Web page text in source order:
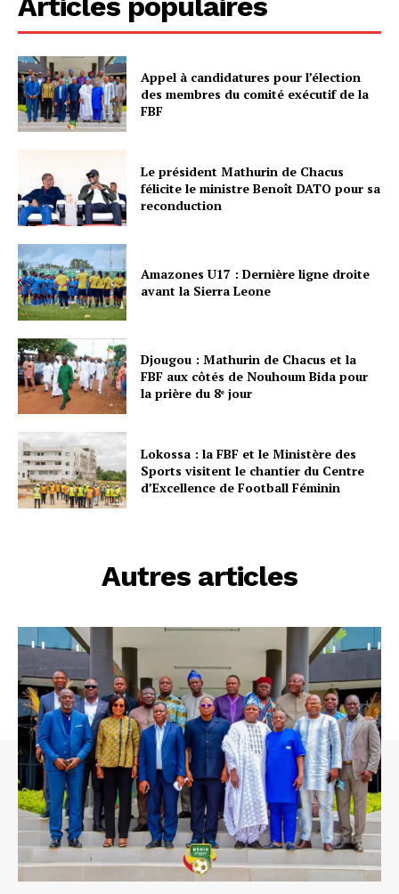
Appel à candidatures pour l’élection
des membres du comité exécutif de la
FBF
Le président Mathurin de Chacus
félicite le ministre Benoît DATO pour sa
reconduction
Amazones U17 : Dernière ligne droite
avant la Sierra Leone
Djougou : Mathurin de Chacus et la
FBF aux côtés de Nouhoum Bida pour
la prière du 8ᵉ jour
Lokossa : la FBF et le Ministère des
Sports visitent le chantier du Centre
d’Excellence de Football Féminin
Autres articles